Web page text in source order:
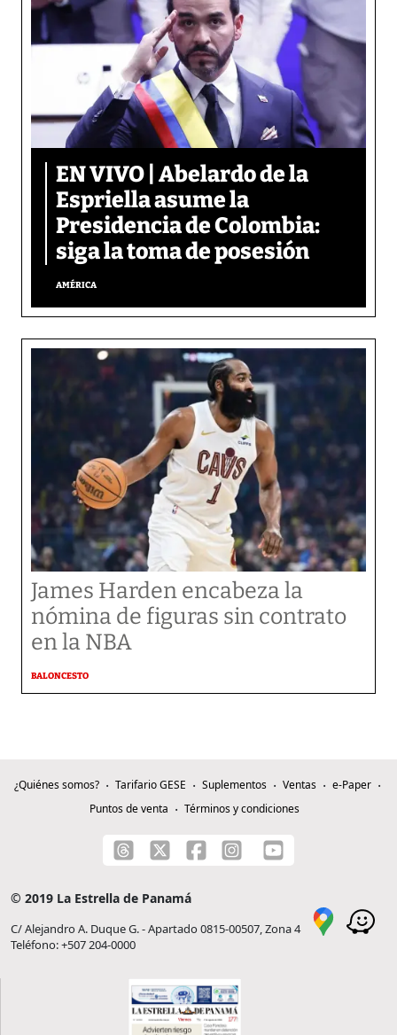
EN VIVO | Abelardo de la
Espriella asume la
Presidencia de Colombia:
siga la toma de posesión
AMÉRICA
James Harden encabeza la
nómina de figuras sin contrato
en la NBA
BALONCESTO
¿Quiénes somos? Tarifario GESE Suplementos Ventas
e-Paper
Puntos de venta
Términos y condiciones
© 2019 La Estrella de Panamá
C/ Alejandro A. Duque G. - Apartado 0815-00507, Zona 4
Teléfono: +507 204-0000